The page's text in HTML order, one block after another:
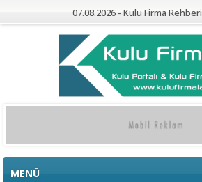
07.08.2026 - Kulu Firma Rehberi
MENÜ